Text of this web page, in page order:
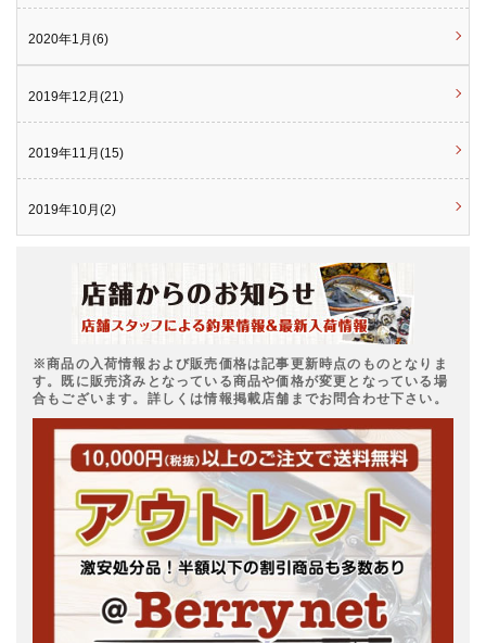
2020年1月(6)
2019年12月(21)
2019年11月(15)
2019年10月(2)
※商品の入荷情報および販売価格は記事更新時点のものとなりま
す。既に販売済みとなっている商品や価格が変更となっている場
合もございます。詳しくは情報掲載店舗までお問合わせ下さい。